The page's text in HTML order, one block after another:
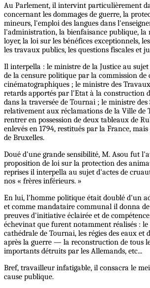
Au Parlement, il intervint particulièrement
concernant les dommages de guerre, la
mineurs, l'emploi des langues dans
l'administration, la bienfaisance publique, la
loyer, la loi sur les bénéfices exceptionnels,
les travaux publics, les questions fiscales et
Il interpella : le ministre de la Justice au
de la censure politique par la commission de
cinématographiques ; le ministre des
retards apportés par l'Etat à la construction
dans la traversée de Tournai ; le ministre des
relativement aux réclamations de la Ville de
rentrer en possession de deux tableaux de
enlevés en 1794, restitués par la France,
de Bruxelles.
Doué d'une grande sensibilité, M. Asou fut
proposition de loi sur la protection des
reprises il interpella au sujet d'actes de
nos « frères inférieurs. »
En lui, l'homme politique était doublé d'un
et comme mandataire communal il donna
preuves d'initiative éclairée et de
échevinat que furent notamment réalisés : le
cathédrale de Tournai, les régies des eaux et
après la guerre — la reconstruction de tous
importants détruits par les Allemands, etc...
Bref, travailleur infatigable, il consacra le
cause publique.